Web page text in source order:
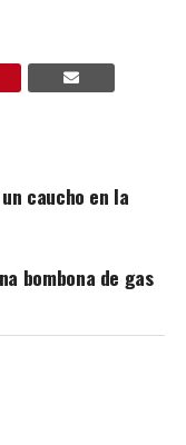
caucho en la
bombona de gas